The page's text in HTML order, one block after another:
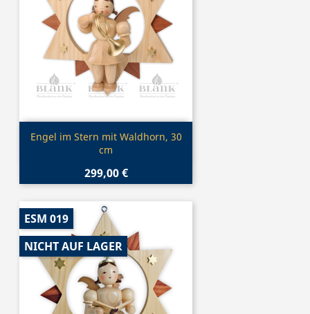
Vorschau
Engel im Stern mit Waldhorn, 30
cm
299,00 €
ESM 019
NICHT AUF LAGER